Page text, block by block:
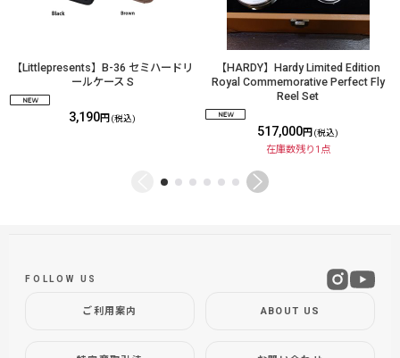
【Littlepresents】B-36 セミハードリ
ールケース S
3,190円 (税込)
【HARDY】Hardy Limited Edition
Royal Commemorative Perfect Fly
Reel Set
517,000円 (税込)
在庫数残り1点
ご利用案内 ABOUT US
FOLLOW US